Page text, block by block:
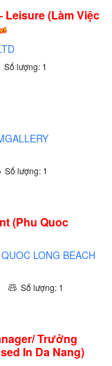
Leisure (Làm Việc
Số lượng: 1
Số lượng: 1
(Phu Quoc
LONG BEACH
Số lượng: 1
Trưởng
In Da Nang)